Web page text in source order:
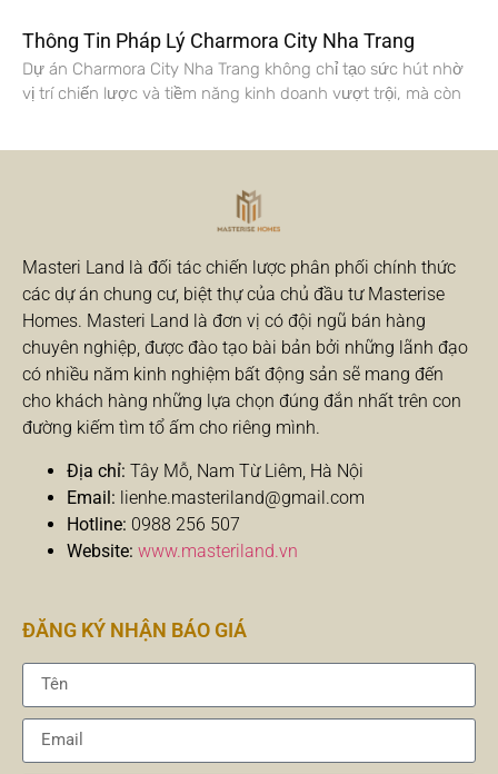
Thông Tin Pháp Lý Charmora City Nha Trang
Dự án Charmora City Nha Trang không chỉ tạo sức hút nhờ
vị trí chiến lược và tiềm năng kinh doanh vượt trội, mà còn
Masteri Land là đối tác chiến lược phân phối chính thức
các dự án chung cư, biệt thự của chủ đầu tư Masterise
Homes. Masteri Land là đơn vị có đội ngũ bán hàng
chuyên nghiệp, được đào tạo bài bản bởi những lãnh đạo
có nhiều năm kinh nghiệm bất động sản sẽ mang đến
cho khách hàng những lựa chọn đúng đắn nhất trên con
đường kiếm tìm tổ ấm cho riêng mình.
Địa chỉ: Tây Mỗ, Nam Từ Liêm, Hà Nội
Email: lienhe.masteriland@gmail.com
Hotline: 0988 256 507
Website: www.masteriland.vn
ĐĂNG KÝ NHẬN BÁO GIÁ